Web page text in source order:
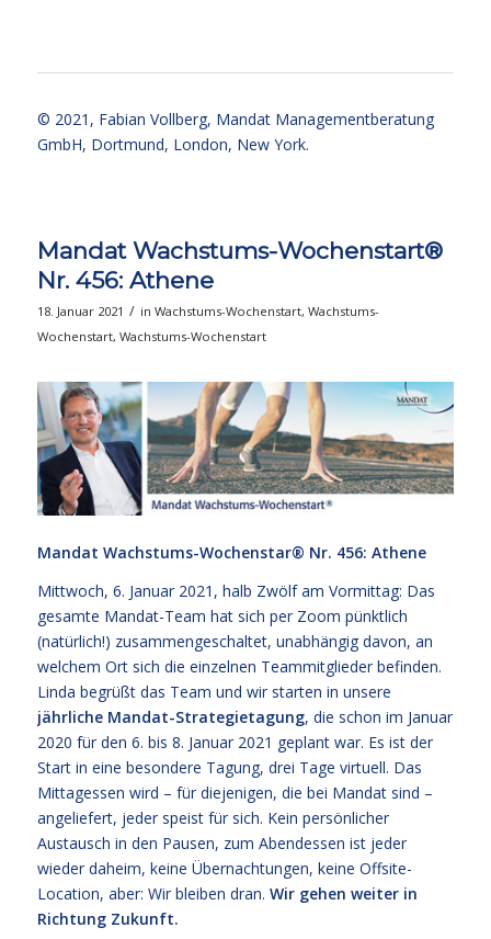
© 2021, Fabian Vollberg, Mandat Managementberatung
GmbH, Dortmund, London, New York.
Mandat Wachstums-Wochenstart®
Nr. 456: Athene
18. Januar 2021 / in Wachstums-Wochenstart, Wachstums-
Wochenstart, Wachstums-Wochenstart
Mandat Wachstums-Wochenstar® Nr. 456: Athene
Mittwoch, 6. Januar 2021, halb Zwölf am Vormittag: Das
gesamte Mandat-Team hat sich per Zoom pünktlich
(natürlich!) zusammengeschaltet, unabhängig davon, an
welchem Ort sich die einzelnen Teammitglieder befinden.
Linda begrüßt das Team und wir starten in unsere
jährliche Mandat-Strategietagung, die schon im Januar
2020 für den 6. bis 8. Januar 2021 geplant war. Es ist der
Start in eine besondere Tagung, drei Tage virtuell. Das
Mittagessen wird – für diejenigen, die bei Mandat sind –
angeliefert, jeder speist für sich. Kein persönlicher
Austausch in den Pausen, zum Abendessen ist jeder
wieder daheim, keine Übernachtungen, keine Offsite-
Location, aber: Wir bleiben dran. Wir gehen weiter in
Richtung Zukunft.